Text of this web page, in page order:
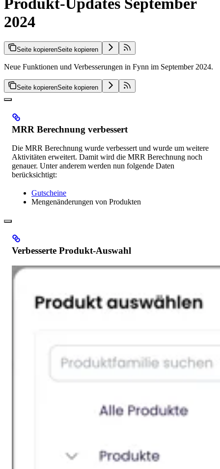
2024
Seite kopierenSeite kopieren
Neue Funktionen und Verbesserungen in Fynn im September 2024.
Seite kopierenSeite kopieren
MRR Berechnung verbessert
Die MRR Berechnung wurde verbessert und wurde um weitere
Aktivitäten erweitert. Damit wird die MRR Berechnung noch
genauer. Unter anderem werden nun folgende Daten
berücksichtigt:
Gutscheine
Mengenänderungen von Produkten
Verbesserte Produkt-Auswahl